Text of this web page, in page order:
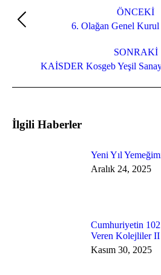
navigation
ÖNCEKI
6. Olağan Genel
SONRAKI
Next
KAİSDER Kosgeb Yeşil
İlgili Haberler
Yeni Yıl
Aralık 24, 2025
Cumhuriyetin
Veren Kolejliler II
Kasım 30, 2025